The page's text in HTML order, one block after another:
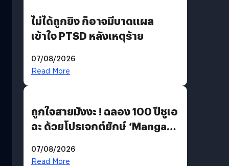
ไม่ได้ถูกยิง ก็อาจมีบาดแผล
เข้าใจ PTSD หลังเหตุร้าย
07/08/2026
Read More
ถูกใจสายมังงะ ! ฉลอง 100 ปีชูเอ
ฉะ ด้วยโปรเจกต์ยักษ์ ‘Manga
มีภาษาไทยด้วย
07/08/2026
Read More